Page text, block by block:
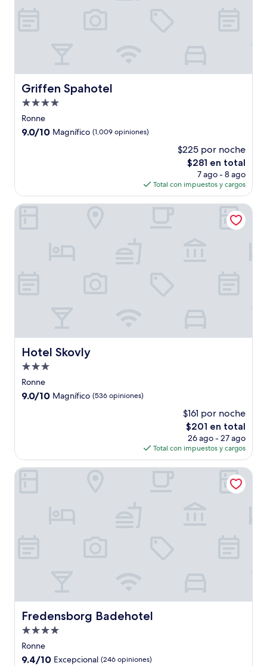
Griffen Spahotel
Griffen Spahotel
Propiedad
de
4.0
Ronne
9.0
9.0/10 Magnífico (1,009 opiniones)
$225 por noche
El
precio
actual
es
de
$281 en total
7 ago - 8 ago
Total con impuestos y cargos
Hotel Skovly
Hotel Skovly
Propiedad
de
3.0
Ronne
9.0
9.0/10 Magnífico (536 opiniones)
$161 por noche
El
precio
actual
es
de
$201 en total
26 ago - 27 ago
Total con impuestos y cargos
Hotel Skovly
Fredensborg Badehotel
Fredensborg Badehotel
Propiedad
de
4.0
Ronne
9.4
9.4/10 Excepcional (246 opiniones)
Fredensborg Badehotel